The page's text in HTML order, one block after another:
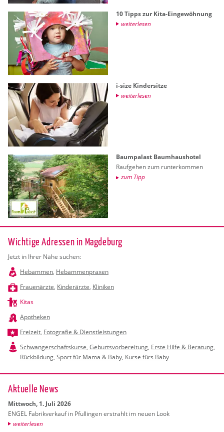
10 Tipps zur Kita-Ein­ge­wöh­nung
wei­ter­le­sen
i-size Kin­der­sit­ze
wei­ter­le­sen
Baum­pa­last Baum­haus­ho­tel
Rauf­ge­hen zum run­ter­kom­men
zum Tipp
Wichtige Adressen in Magdeburg
Jetzt in Ihrer Nähe suchen:
Hebammen, Hebammenpraxen
Frauenärzte, Kinderärzte, Kliniken
Kitas
Apotheken
Freizeit, Fotografie & Dienstleistungen
Schwangerschaftskurse, Geburtsvorbereitung, Erste Hilfe & Beratung,
Rückbildung, Sport für Mama & Baby, Kurse fürs Baby
Ak­tu­el­le News
Mitt­woch, 1. Juli 2026
ENGEL Fa­brik­ver­kauf in Pful­lin­gen er­strahlt im neuen Look
wei­ter­le­sen